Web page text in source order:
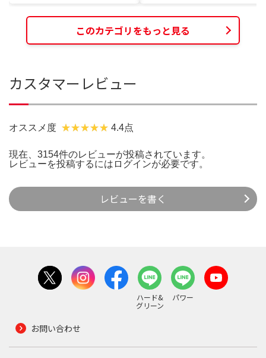
このカテゴリをもっと見る
カスタマーレビュー
オススメ度 4.4点
現在、3154件のレビューが投稿されています。
レビューを投稿するには ログインが必要です。
レビューを書く
ハード&
グリーン
パワー
お問い合わせ